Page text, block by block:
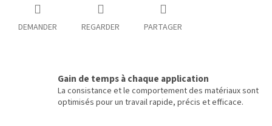
DEMANDER REGARDER PARTAGER
Gain de temps à chaque application
La consistance et le comportement des matériaux sont
optimisés pour un travail rapide, précis et efficace.